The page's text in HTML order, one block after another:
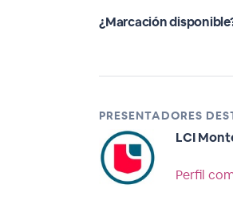
¿Marcación
PRESENTADORES
LCI
Perfil